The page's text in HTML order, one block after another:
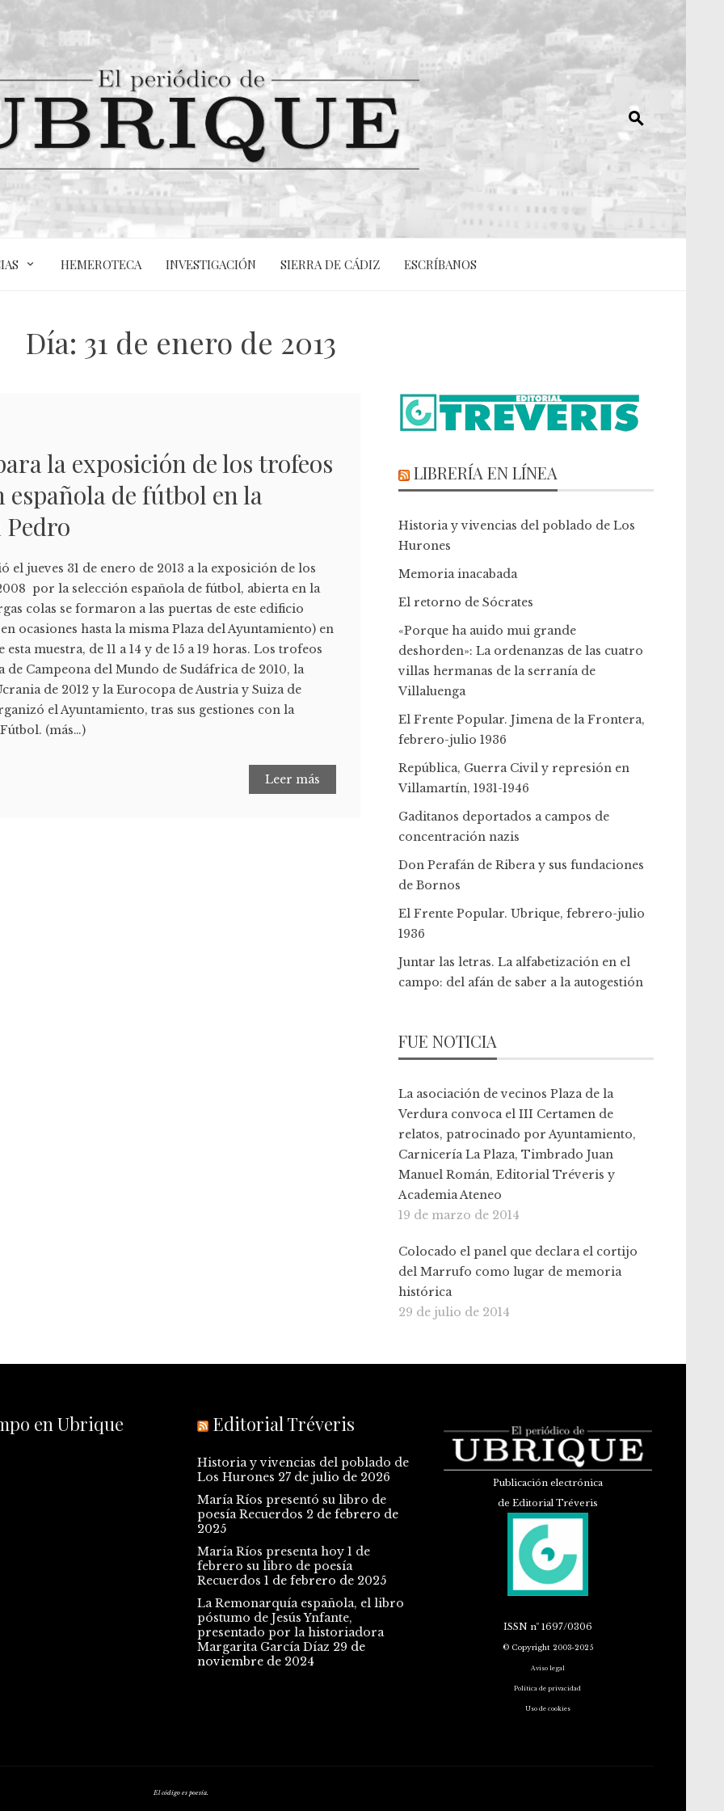
HEMEROTECA INVESTIGACIÓN SIERRA DE CÁDIZ ESCRÍBANOS
Día: 31 de enero de 2013
la exposición de los trofeos
española de fútbol en la
el jueves 31 de enero de 2013 a la exposición de los
por la selección española de fútbol, abierta en la
colas se formaron a las puertas de este edificio
ocasiones hasta la misma Plaza del Ayuntamiento) en
muestra, de 11 a 14 y de 15 a 19 horas. Los trofeos
de Campeona del Mundo de Sudáfrica de 2010, la
de 2012 y la Eurocopa de Austria y Suiza de
el Ayuntamiento, tras sus gestiones con la
(más…)
Leer más
LIBRERÍA EN LÍNEA
Historia y vivencias del poblado de Los
Hurones
Memoria inacabada
El retorno de Sócrates
«Porque ha auido mui grande
deshorden»: La ordenanzas de las cuatro
villas hermanas de la serranía de
Villaluenga
El Frente Popular. Jimena de la Frontera,
febrero-julio 1936
República, Guerra Civil y represión en
Villamartín, 1931-1946
Gaditanos deportados a campos de
concentración nazis
Don Perafán de Ribera y sus fundaciones
de Bornos
El Frente Popular. Ubrique, febrero-julio
1936
Juntar las letras. La alfabetización en el
campo: del afán de saber a la autogestión
FUE NOTICIA
La asociación de vecinos Plaza de la
Verdura convoca el III Certamen de
relatos, patrocinado por Ayuntamiento,
Carnicería La Plaza, Timbrado Juan
Manuel Román, Editorial Tréveris y
Academia Ateneo
19 de marzo de 2014
Colocado el panel que declara el cortijo
del Marrufo como lugar de memoria
histórica
29 de julio de 2014
en Ubrique Editorial Tréveris
Historia y vivencias del poblado de
Los Hurones 27 de julio de 2026
María Ríos presentó su libro de
poesía Recuerdos 2 de febrero de
2025
María Ríos presenta hoy 1 de
febrero su libro de poesía
Recuerdos 1 de febrero de 2025
La Remonarquía española, el libro
póstumo de Jesús Ynfante,
presentado por la historiadora
Margarita García Díaz 29 de
noviembre de 2024
Publicación electrónica
de Editorial Tréveris
ISSNnº 1697/0306
© Copyright 2003-2025
Aviso legal
Política de privacidad
Uso de cookies
El código es poesía.